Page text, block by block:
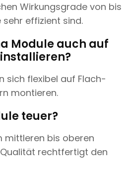
Wirkungsgrade von bis
sehr effizient sind.
Module auch auf
sich flexibel auf Flach-
montieren.
teuer?
mittleren bis oberen
rechtfertigt den